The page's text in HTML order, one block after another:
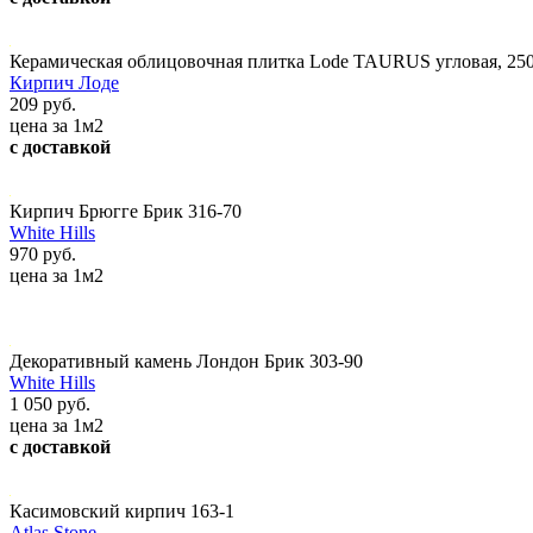
Керамическая облицовочная плитка Lode TAURUS угловая,
Кирпич Лоде
209 руб.
цена за 1м2
с доставкой
Кирпич Брюгге Брик 316-70
White Hills
970 руб.
цена за 1м2
Декоративный камень Лондон Брик 303-90
White Hills
1 050 руб.
цена за 1м2
с доставкой
Касимовский кирпич 163-1